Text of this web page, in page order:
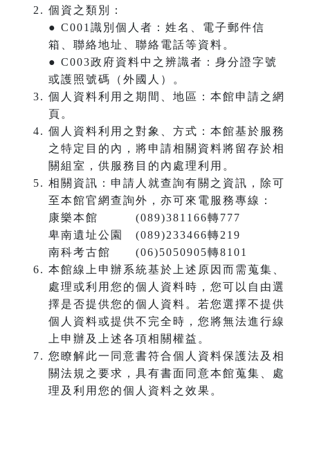
個資之類別：
● C001識別個人者：姓名、電子郵件信
箱、聯絡地址、聯絡電話等資料。
● C003政府資料中之辨識者：身分證字號
或護照號碼（外國人）。
個人資料利用之期間、地區：本館申請之網
頁。
個人資料利用之對象、方式：本館基於服務
之特定目的內，將申請相關資料將留存於相
關組室，供服務目的內處理利用。
相關資訊：申請人就查詢有關之資訊，除可
至本館官網查詢外，亦可來電服務專線：
康樂本館 (089)381166轉777
卑南遺址公園 (089)233466轉219
南科考古館 (06)5050905轉8101
本館線上申辦系統基於上述原因而需蒐集、
處理或利用您的個人資料時，您可以自由選
擇是否提供您的個人資料。若您選擇不提供
個人資料或提供不完全時，您將無法進行線
上申辦及上述各項相關權益。
您瞭解此一同意書符合個人資料保護法及相
關法規之要求，具有書面同意本館蒐集、處
理及利用您的個人資料之效果。